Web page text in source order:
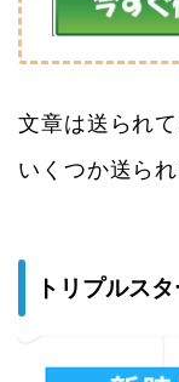
文章は送られ
いくつか送られ
トリプルス